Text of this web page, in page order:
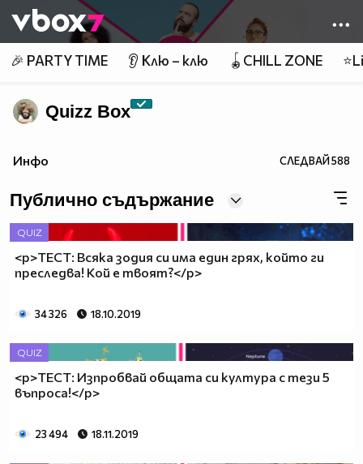
👾
🎉 PARTY TIME 👂 Клю – клю 🪀CHILL ZONE
Quizz Box
Инфо СЛЕДВАЙ588
Публично съдържание
QUIZ
<p>ТЕСТ: Всяка зодия си има един грях, който ги
преследва! Кой е твоят?</p>
34 326 18.10.2019
QUIZ
<p>ТЕСТ: Изпробвай общата си култура с тези 5
въпроса!</p>
23 494 18.11.2019